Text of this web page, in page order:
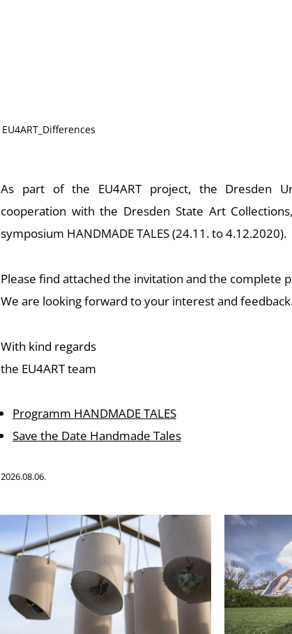
EU4ART_Differences
As part of the EU4ART project, the Dresden
cooperation with the Dresden State Art
symposium HANDMADE TALES (24.11. to 4.12.2020).
Please find attached the invitation and the complete
We are looking forward to your interest and
With kind regards
the EU4ART team
Programm HANDMADE TALES
Save the Date Handmade Tales
2026.08.06.